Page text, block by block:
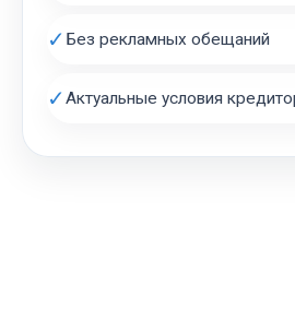
✓ Без рекламных обещаний
✓Актуальные условия